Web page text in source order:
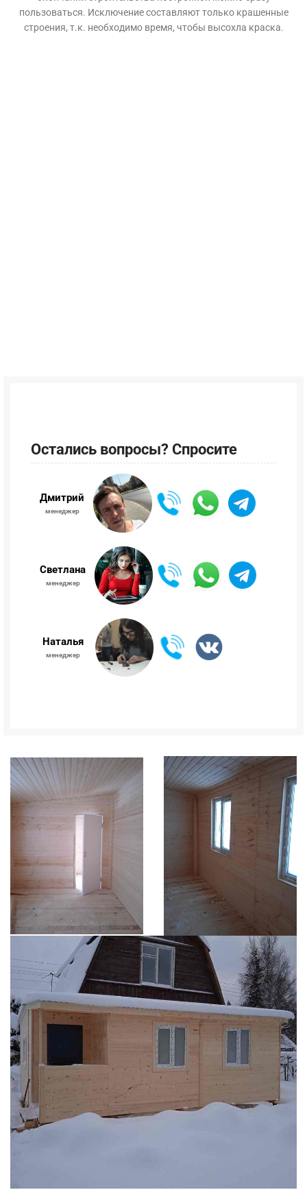
пользоваться. Исключение составляют только крашенные
строения, т.к. необходимо время, чтобы высохла краска.
Остались вопросы? Спросите
Дмитрий
менеджер
Светлана
менеджер
Наталья
менеджер